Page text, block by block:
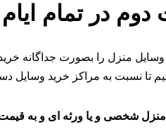
در تمام
منزل را بصورت جداگانه
نسبت به مراکز خرید وسایل
شخصی و یا ورثه ای و به